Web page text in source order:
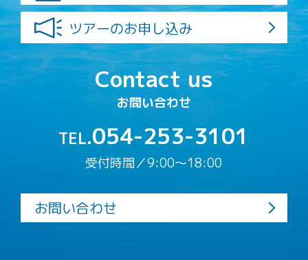
ツアーのお申し込み
Contact us
お問い合わせ
TEL.054-253-3101
受付時間／9:00〜18:00
お問い合わせ